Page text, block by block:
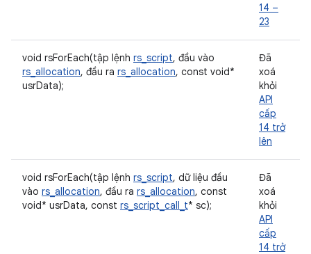
14 –
23
void rsForEach(tập lệnh rs_script, đầu vào
rs_allocation, đầu ra rs_allocation, const void*
usrData);
Đã
xoá
khỏi
API
cấp
14 trở
lên
void rsForEach(tập lệnh rs_script, dữ liệu đầu
vào rs_allocation, đầu ra rs_allocation, const
void* usrData, const rs_script_call_t* sc);
Đã
xoá
khỏi
API
cấp
14 trở